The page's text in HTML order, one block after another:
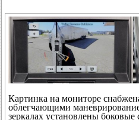
Картинка на мониторе
облегчающими
зеркалах установлены